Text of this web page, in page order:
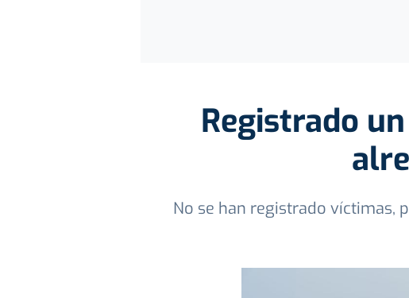
Registrado
No se han registrado víctimas,